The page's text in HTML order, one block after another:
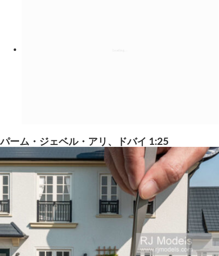
パーム・ジェベル・アリ、ドバイ 1:25